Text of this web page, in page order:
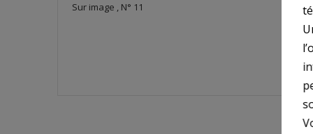
Sur image , N° 11